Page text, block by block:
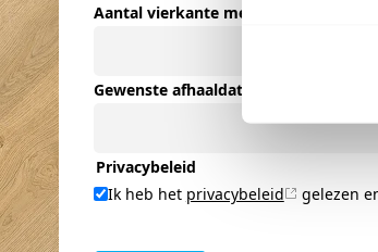
Aantal vierkante meters (M²)
Gewenste afhaaldatum
Privacybeleid
Ik heb het privacybeleid gelezen